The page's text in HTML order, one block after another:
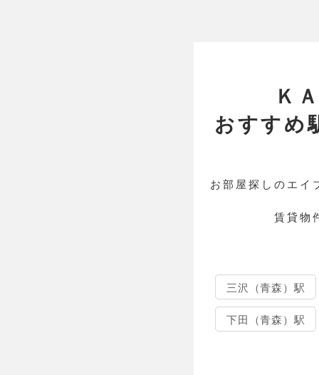
Ｋ
おすす
お部屋探しのエイ
賃貸物
三沢（青森）駅
下田（青森）駅